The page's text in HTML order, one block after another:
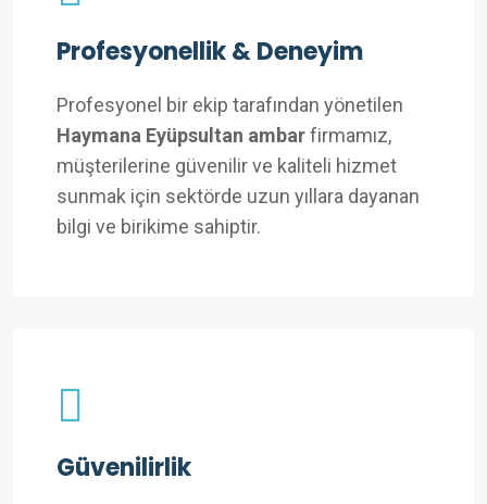
Profesyonellik & Deneyim
Profesyonel bir ekip tarafından yönetilen
Haymana Eyüpsultan ambarfirmamız,
müşterilerine güvenilir ve kaliteli hizmet
sunmak için sektörde uzun yıllara dayanan
bilgi ve birikime sahiptir.
Güvenilirlik